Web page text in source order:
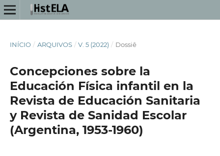
INÍCIO / ARQUIVOS / V. 5 (2022) / Dossiê
Concepciones sobre la
Educación Física infantil en la
Revista de Educación Sanitaria
y Revista de Sanidad Escolar
(Argentina, 1953-1960)